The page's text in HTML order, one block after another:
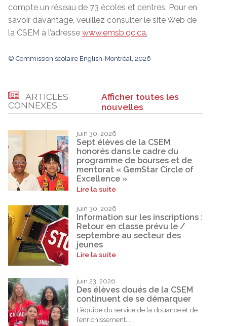
compte un réseau de 73 écoles et centres. Pour en
savoir davantage, veuillez consulter le site Web de
la CSEM à l’adresse www.emsb.qc.ca.
© Commission scolaire English-Montréal, 2026
ARTICLES
CONNEXES
Afficher toutes les
nouvelles
juin 30, 2026
Sept élèves de la CSEM
honorés dans le cadre du
programme de bourses et de
mentorat « GemStar Circle of
Excellence »
Lire la suite
juin 30, 2026
Information sur les inscriptions :
Retour en classe prévu le /
septembre au secteur des
jeunes
Lire la suite
juin 23, 2026
Des élèves doués de la CSEM
continuent de se démarquer
L’équipe du service de la douance et de
l’enrichissement...